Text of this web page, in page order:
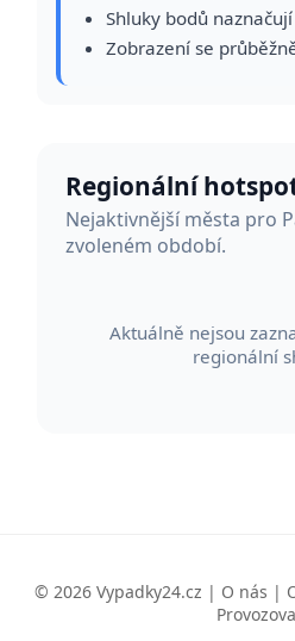
Shluky bodů
Zobrazení se
Regionální
Nejaktivnější města pro
zvoleném období.
Aktuálně nejsou
regionální
© 2026 Vypadky24.cz | O nás |